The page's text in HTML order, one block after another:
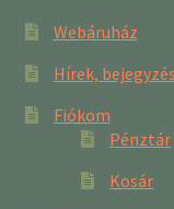
Webáruház
Hírek,
Fiókom
Pénztár
Kosár